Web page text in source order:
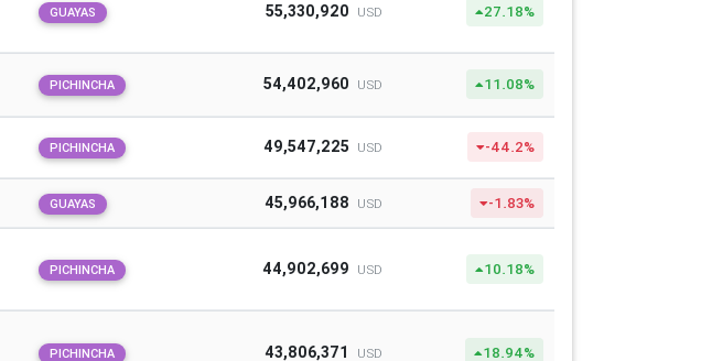
GUAYAS 55,330,920 USD 27.18%
PICHINCHA 54,402,960 USD 11.08%
PICHINCHA 49,547,225 USD -44.2%
GUAYAS 45,966,188 USD -1.83%
PICHINCHA 44,902,699 USD 10.18%
PICHINCHA 43,806,371 USD 18.94%